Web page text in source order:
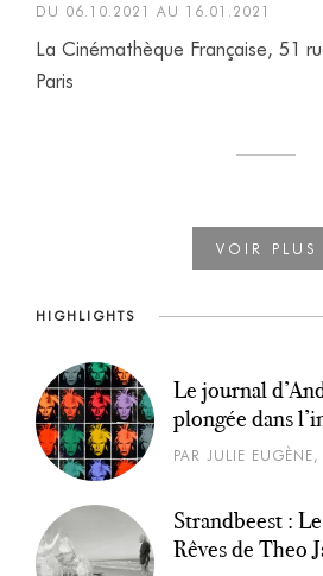
DU 06.10.2021 AU 16.01.2021
La Cinémathèque Française, 51
Paris
HIGHLIGHTS
Le journal
plongée dans
PAR JULIE
Strandbeest :
Rêves de Theo